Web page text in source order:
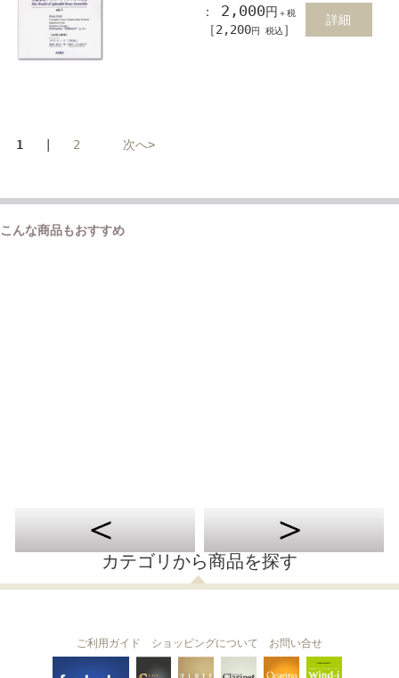
： 2,000円 ＋税
［2,200円 税込 ］
詳細
1 2 次へ>
こんな商品もおすすめ
カテゴリから商品を探す
ご利用ガイド ショッピングについて お問い合せ